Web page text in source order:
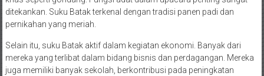
ditekankan. Suku Batak terkenal dengan tradisi panen padi dan
pernikahan yang meriah.
Selain itu, suku Batak aktif dalam kegiatan ekonomi. Banyak dari
mereka yang terlibat dalam bidang bisnis dan perdagangan. Mereka
juga memiliki banyak sekolah, berkontribusi pada peningkatan